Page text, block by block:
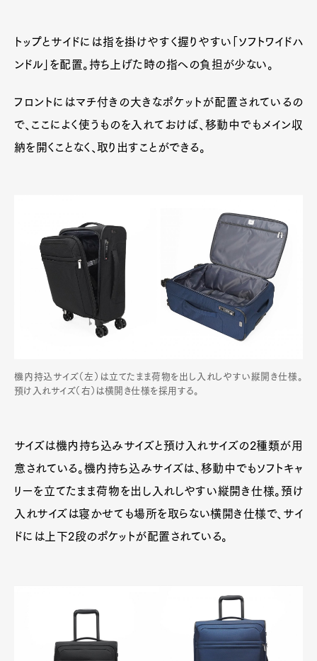
トップとサイドには指を掛けやすく握りやすい「ソフトワイドハ
ンドル」を配置。持ち上げた時の指への負担が少ない。
フロントにはマチ付きの大きなポケットが配置されているの
で、ここによく使うものを入れておけば、移動中でもメイン収
納を開くことなく、取り出すことができる。
機内持込サイズ（左）は立てたまま荷物を出し入れしやすい縦開き仕様。
預け入れサイズ（右）は横開き仕様を採用する。
サイズは機内持ち込みサイズと預け入れサイズの2種類が用
意されている。機内持ち込みサイズは、移動中でもソフトキャ
リーを立てたまま荷物を出し入れしやすい縦開き仕様。預け
入れサイズは寝かせても場所を取らない横開き仕様で、サイ
ドには上下2段のポケットが配置されている。